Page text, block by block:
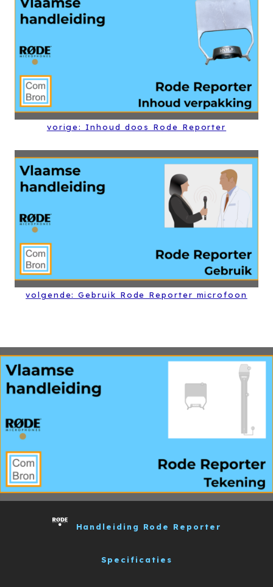
vorige: Inhoud doos Rode Reporter
volgende: Gebruik Rode Reporter microfoon
Handleiding Rode Reporter
Specificaties